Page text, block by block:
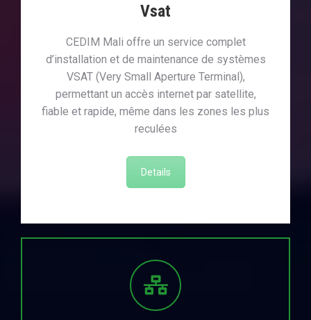
Vsat
CEDIM Mali offre un service complet
d’installation et de maintenance de systèmes
VSAT (Very Small Aperture Terminal),
permettant un accès internet par satellite,
fiable et rapide, même dans les zones les plus
reculées
Details